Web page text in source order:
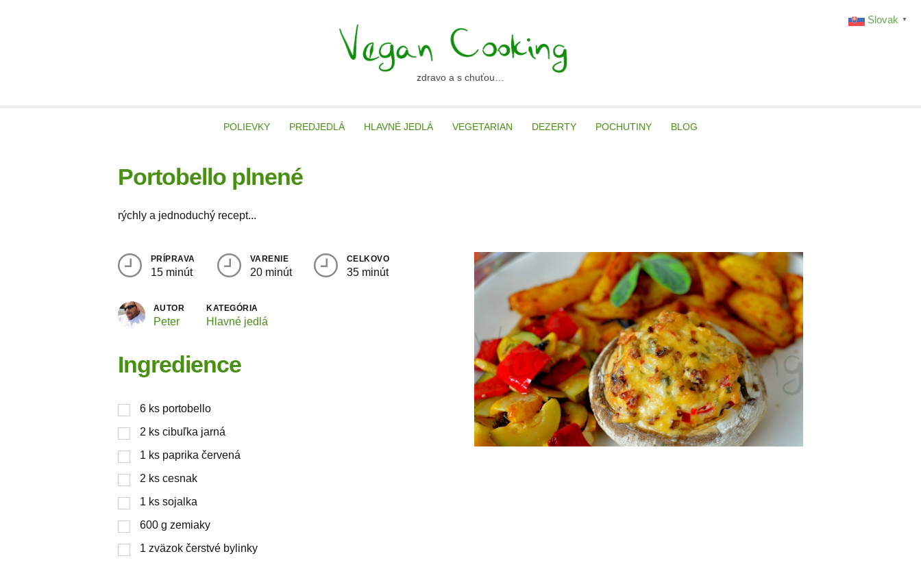
zdravo a s chuťou…
POLIEVKY PREDJEDLÁ HLAVNÉ JEDLÁ VEGETARIAN DEZERTY POCHUTINY BLOG
Portobello plnené
rýchly a jednoduchý recept...
PRÍPRAVA
15 minút
VARENIE
20 minút
CELKOVO
35 minút
AUTOR
Peter
KATEGÓRIA
Hlavné jedlá
Ingredience
6 ks portobello
2 ks cibuľka jarná
1 ks paprika červená
2 ks cesnak
1 ks sojalka
600 g zemiaky
1 zväzok čerstvé bylinky
Slovak ▼